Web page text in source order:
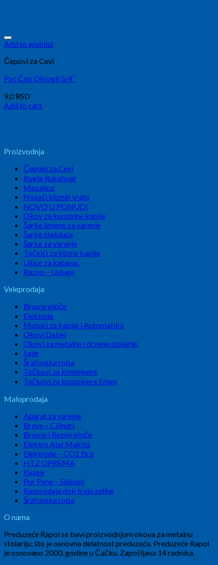
Add to wishlist
Čepovi za Cevi
Pvc Čep Okrugli 5/4″
9,0 RSD
Add to cart
Proizvodnja
Čepovi za Cevi
Kugla Rukohvat
Mazalice
Nosači kliznih vrata
NOVO U PONUDI
Okov za konzolne kapije
Šarke limene za varenje
Šarke štelujuće
Šarke za varenje
Točkići za klizne kapije
Ušice za katanac
Razno – Usluge
Veleprodaja
Brusne ploče
Elektode
Motori za kapije i Automatika
Okovi Dabel
Okovi za metalnu i drvenu stolariju
Sajle
Šrafovska roba
Točkovi za kontejnere
Točkovi za kontejnere Emes
Maloprodaja
Aparat za varenje
Brave – Cilindri
Brusne i Rezne ploče
Elektro Alat Makita
Elektrode – CO2 žice
HTZ OPREMA
Kvake
Pur Pene – Silikoni
Rasprodaja dok traju zalihe
Šrafovska roba
O nama
Preduzeće Rapol se bavi proizvodnjom okova za metalnu
stolariju, što je osnovna delatnost preduzeća. Preduzeće Rapol
je osnovano 2000. godine u Čačku. Zapošljava 14 radnika.